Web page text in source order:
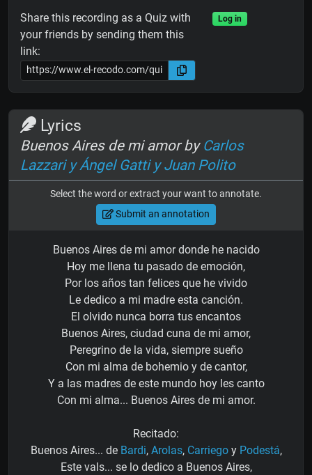
Share this recording as a Quiz with
your friends by sending them this
link:
Log in
Lyrics
Buenos Aires de mi amor by Carlos
Lazzari y Ángel Gatti y Juan Polito
Select the word or extract your want to annotate.
Submit an annotation
Buenos Aires de mi amor donde he nacido
Hoy me llena tu pasado de emoción,
Por los años tan felices que he vivido
Le dedico a mi madre esta canción.
El olvido nunca borra tus encantos
Buenos Aires, ciudad cuna de mi amor,
Peregrino de la vida, siempre sueño
Con mi alma de bohemio y de cantor,
Y a las madres de este mundo hoy les canto
Con mi alma... Buenos Aires de mi amor.
Recitado:
Buenos Aires... de Bardi, Arolas, Carriegoy Podestá,
Este vals... se lo dedico a Buenos Aires,